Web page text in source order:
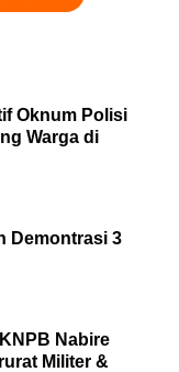
Oknum Polisi
Warga di
Demontrasi 3
Nabire
Militer &